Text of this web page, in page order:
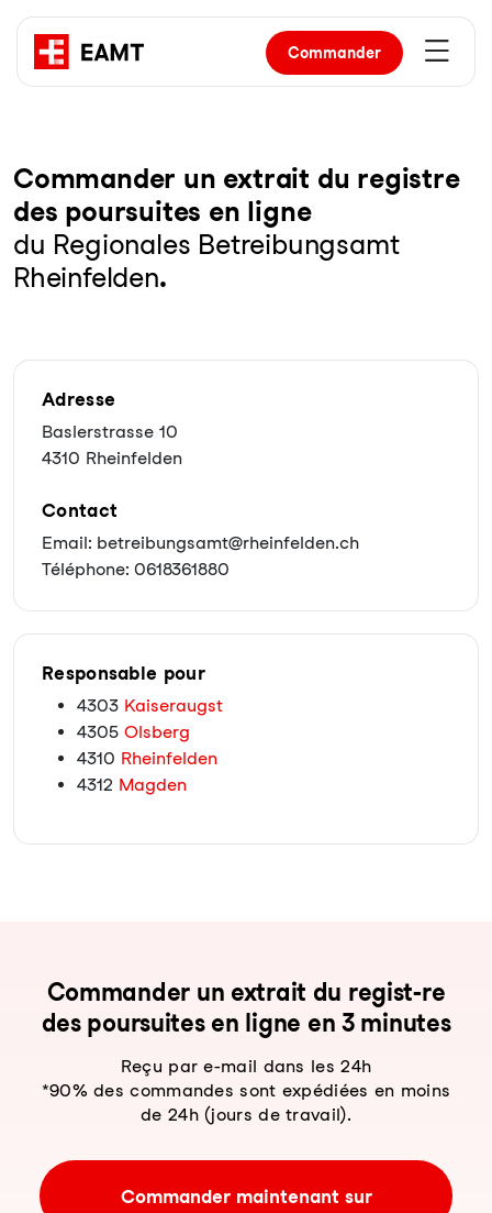
Commander
Com­man­der un ex­trait du re­gist­re
des pour­sui­tes en li­gne
du Regionales Betreibungsamt
Rheinfelden.
Adresse
Baslerstrasse 10
4310 Rheinfelden
Contact
Email: betreibungsamt@rheinfelden.ch
Téléphone: 0618361880
Responsable pour
4303 Kaiseraugst
4305 Olsberg
4310 Rheinfelden
4312 Magden
Com­man­der un ex­trait du re­gist-re
des pour­sui­tes en li­gne en 3 mi­nu­tes
Reçu par e-mail dans les 24h
*90% des commandes sont expédiées en moins
de 24h (jours de travail).
Commander maintenant sur